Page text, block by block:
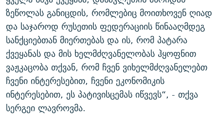
ზეწოლას განიცდის, რომლებიც მოითხოვენ ღიად
და საჯაროდ რუსეთის ფედერაციის წინააღმდეგ
სანქციებთან მიერთებას და ის, რომ პატარა
ქვეყანას და მის ხელმძღვანელობას ჰყოფნით
ვაჟკაცობა თქვან, რომ ჩვენ ვიხელმძღვანელებთ
ჩვენი ინტერესებით, ჩვენი ეკონომიკის
ინტერესებით, ეს პატივისცემას იწვევს“, - თქვა
სერგეი ლავროვმა.